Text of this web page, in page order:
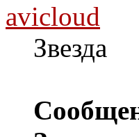
avicloud
Звезда